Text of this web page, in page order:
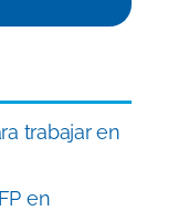
trabajar en
en